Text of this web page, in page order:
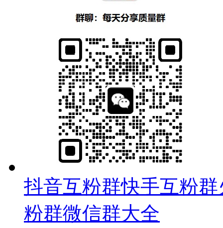
抖音互粉群快手互粉
粉群微信群大全